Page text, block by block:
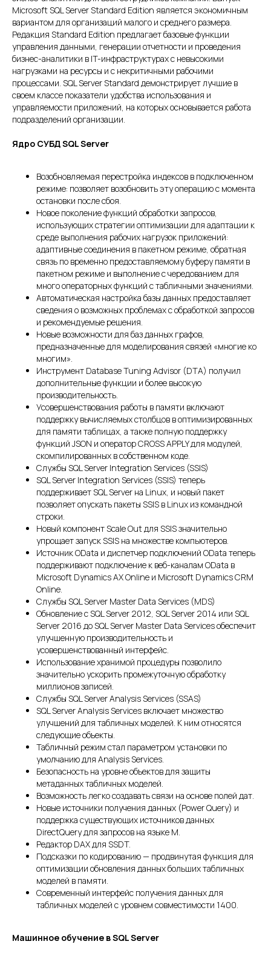
Microsoft SQL Server Standard Edition является экономичным
вариантом для организаций малого и среднего размера.
Редакция Standard Edition предлагает базовые функции
управления данными, генерации отчетности и проведения
бизнес-аналитики в IT-инфраструктурах с невысокими
нагрузками на ресурсы и с некритичными рабочими
процессами. SQL Server Standard демонстрирует лучшие в
своем классе показатели удобства использования и
управляемости приложений, на которых основывается работа
подразделений организации.
Ядро СУБД SQL Server
Возобновляемая перестройка индексов в подключенном
режиме: позволяет возобновить эту операцию с момента
остановки после сбоя.
Новое поколение функций обработки запросов,
использующих стратегии оптимизации для адаптации к
среде выполнения рабочих нагрузок приложений:
адаптивные соединения в пакетном режиме, обратная
связь по временно предоставляемому буферу памяти в
пакетном режиме и выполнение с чередованием для
много операторных функций с табличными значениями.
Автоматическая настройка базы данных предоставляет
сведения о возможных проблемах с обработкой запросов
и рекомендуемые решения.
Новые возможности для баз данных графов,
предназначенные для моделирования связей «многие ко
многим».
Инструмент Database Tuning Advisor (DTA) получил
дополнительные функции и более высокую
производительность.
Усовершенствования работы в памяти включают
поддержку вычисляемых столбцов в оптимизированных
для памяти таблицах, а также полную поддержку
функций JSON и оператор CROSS APPLY для модулей,
скомпилированных в собственном коде.
Службы SQL Server Integration Services (SSIS)
SQL Server Integration Services (SSIS) теперь
поддерживает SQL Server на Linux, и новый пакет
позволяет опускать пакеты SSIS в Linux из командной
строки.
Новый компонент Scale Out для SSIS значительно
упрощает запуск SSIS на множестве компьютеров.
Источник OData и диспетчер подключений OData теперь
поддерживают подключение к веб-каналам OData в
Microsoft Dynamics AX Online и Microsoft Dynamics CRM
Online.
Службы SQL Server Master Data Services (MDS)
Обновление с SQL Server 2012, SQL Server 2014 или SQL
Server 2016 до SQL Server Master Data Services обеспечит
улучшенную производительность и
усовершенствованный интерфейс.
Использование хранимой процедуры позволило
значительно ускорить промежуточную обработку
миллионов записей.
Службы SQL Server Analysis Services (SSAS)
SQL Server Analysis Services включает множество
улучшений для табличных моделей. К ним относятся
следующие объекты.
Табличный режим стал параметром установки по
умолчанию для Analysis Services.
Безопасность на уровне объектов для защиты
метаданных табличных моделей.
Возможность легко создавать связи на основе полей дат.
Новые источники получения данных (Power Query) и
поддержка существующих источников данных
DirectQuery для запросов на языке M.
Редактор DAX для SSDT.
Подсказки по кодированию — продвинутая функция для
оптимизации обновления данных больших табличных
моделей в памяти.
Современный интерфейс получения данных для
табличных моделей с уровнем совместимости 1400.
Машинное обучение в SQL Server